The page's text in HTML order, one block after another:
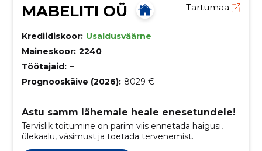
MABELITI OÜ Tartumaa
Krediidiskoor: Usaldusväärne
Maineskoor: 2240
Töötajaid: –
Prognooskäive (2026): 8029 €
Astu samm lähemale heale enesetundele!
Tervislik toitumine on parim viis ennetada haigusi,
ülekaalu, väsimust ja toetada tervenemist.